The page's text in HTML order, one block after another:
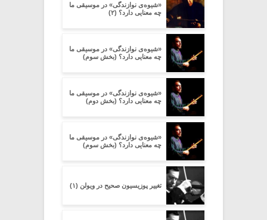
«شیوه‌ی نوازندگی» در موسیقی ما
چه معنایی دارد؟ (۲)
«شیوه‌ی نوازندگی» در موسیقی ما
چه معنایی دارد؟ (بخش سوم)
«شیوه‌ی نوازندگی» در موسیقی ما
چه معنایی دارد؟ (بخش دوم)
«شیوه‌ی نوازندگی» در موسیقی ما
چه معنایی دارد؟ (بخش سوم)
تغییر پوزیسیون صحیح در ویولن (۱)